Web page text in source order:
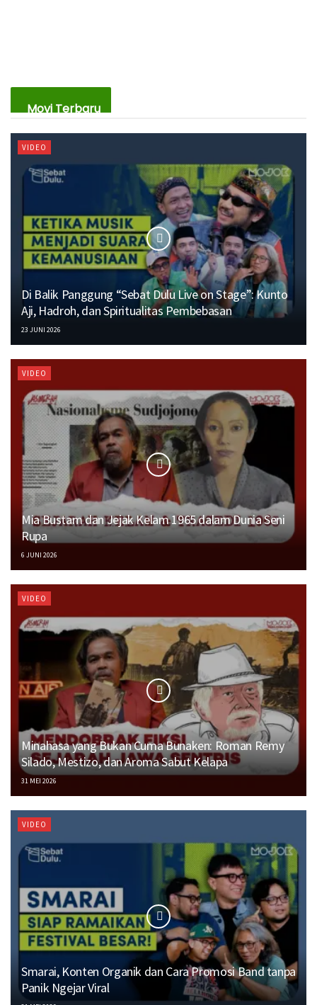
Movi Terbaru
VIDEO
Di Balik Panggung “Sebat Dulu Live on Stage”: Kunto
Aji, Hadroh, dan Spiritualitas Pembebasan
23 JUNI 2026
VIDEO
Mia Bustam dan Jejak Kelam 1965 dalam Dunia Seni
Rupa
6 JUNI 2026
VIDEO
Minahasa yang Bukan Cuma Bunaken: Roman Remy
Silado, Mestizo, dan Aroma Sabut Kelapa
31 MEI 2026
VIDEO
Smarai, Konten Organik dan Cara Promosi Band tanpa
Panik Ngejar Viral